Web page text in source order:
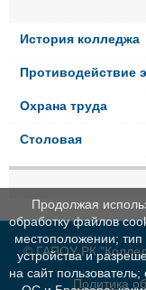
История колледжа
Противодействие
Охрана труда
Столовая
© ГАПОУ РК
Политика
Продолжая
обработку файлов
местоположении;
устройства и
на сайт